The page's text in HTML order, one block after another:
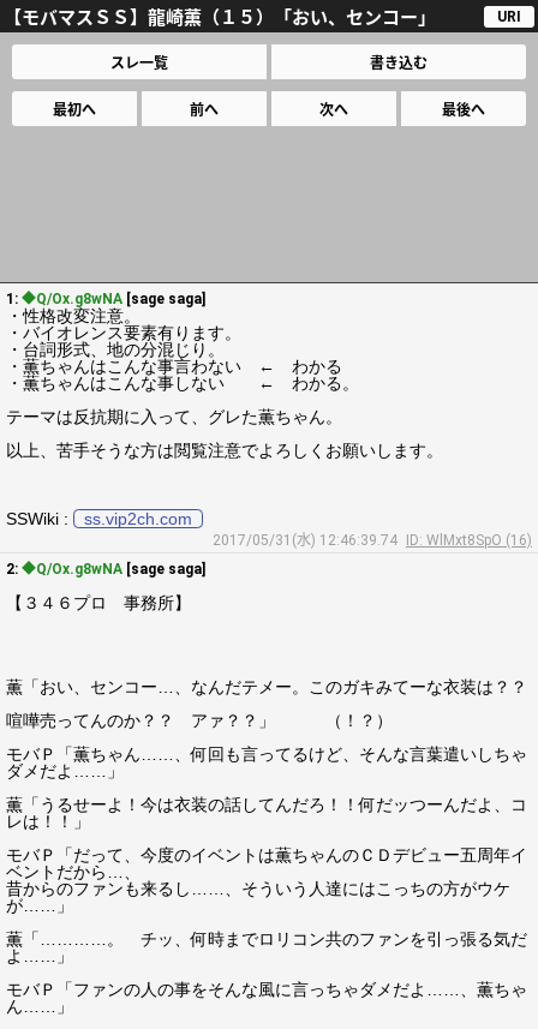
【モバマスＳＳ】龍崎薫（１５）「おい、センコー」 URI
スレ一覧 書き込む
最初へ 前へ 次へ 最後へ
1: ◆Q/Ox.g8wNA [sage saga]
・性格改変注意。
・バイオレンス要素有ります。
・台詞形式、地の分混じり。
・薫ちゃんはこんな事言わない ← わかる
・薫ちゃんはこんな事しない ← わかる。
テーマは反抗期に入って、グレた薫ちゃん。
以上、苦手そうな方は閲覧注意でよろしくお願いします。
SSWiki : ss.vip2ch.com
2017/05/31(水) 12:46:39.74
ID: WlMxt8SpO (16)
2: ◆Q/Ox.g8wNA [sage saga]
【３４６プロ 事務所】
薫「おい、センコー…、なんだテメー。このガキみてーな衣装は？？
喧嘩売ってんのか？？ アァ？？」 （！？）
モバＰ「薫ちゃん……、何回も言ってるけど、そんな言葉遣いしちゃ
ダメだよ……」
薫「うるせーよ！今は衣装の話してんだろ！！何だッつーんだよ、コ
レは！！」
モバＰ「だって、今度のイベントは薫ちゃんのＣＤデビュー五周年イ
ベントだから…、
昔からのファンも来るし……、そういう人達にはこっちの方がウケ
が……」
薫「…………。 チッ、何時までロリコン共のファンを引っ張る気だ
よ……」
モバＰ「ファンの人の事をそんな風に言っちゃダメだよ……、薫ちゃ
ん……」